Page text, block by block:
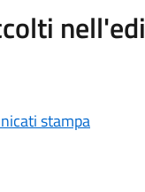
stampa